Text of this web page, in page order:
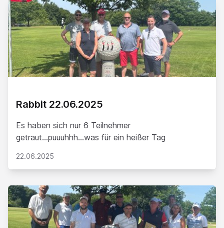
Rabbit 22.06.2025
Es haben sich nur 6 Teilnehmer
getraut...puuuhhh...was für ein heißer Tag
22.06.2025